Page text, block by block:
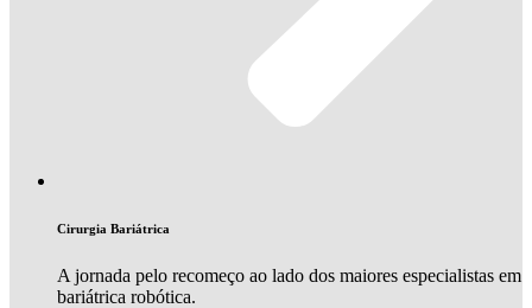
Cirurgia Bariátrica
A jornada pelo recomeço ao lado dos maiores especialistas em
bariátrica robótica.